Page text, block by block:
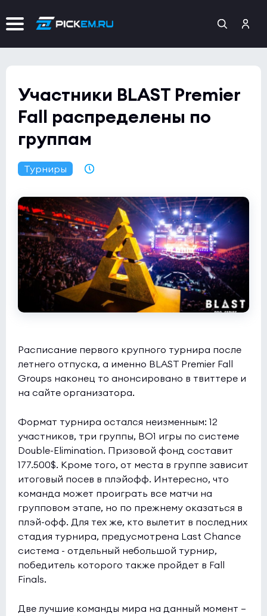
Участники BLAST Premier
Fall распределены по
группам
Турниры
Расписание первого крупного турнира после
летнего отпуска, а именно BLAST Premier Fall
Groups наконец то анонсировано в твиттере и
на сайте организатора.
Формат турнира остался неизменным: 12
участников, три группы, BO1 игры по системе
Double-Elimination. Призовой фонд составит
177.500$. Кроме того, от места в группе зависит
итоговый посев в плэйофф. Интересно, что
команда может проиграть все матчи на
групповом этапе, но по прежнему оказаться в
плэй-офф. Для тех же, кто вылетит в последних
стадия турнира, предусмотрена Last Chance
система - отдельный небольшой турнир,
победитель которого также пройдет в Fall
Finals.
Две лучшие команды мира на данный момент —